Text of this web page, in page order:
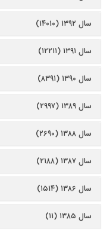
سال ۱۳۹۲ (۱۴۰۱۰)
سال ۱۳۹۱ (۱۲۲۱۱)
سال ۱۳۹۰ (۸۳۹۱)
سال ۱۳۸۹ (۲۹۹۷)
سال ۱۳۸۸ (۲۶۹۰)
سال ۱۳۸۷ (۲۱۸۸)
سال ۱۳۸۶ (۱۵۱۴)
سال ۱۳۸۵ (۱۱)